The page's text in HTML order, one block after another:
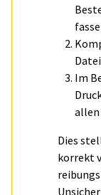
Im
allen
Dies
korrekt